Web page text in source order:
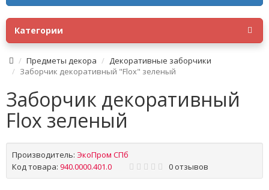
Категории
Предметы декора
Декоративные заборчики
Заборчик декоративный "Flox" зеленый
Заборчик декоративный
Flox зеленый
Производитель: ЭкоПром СПб
Код товара: 940.0000.401.0 0 отзывов